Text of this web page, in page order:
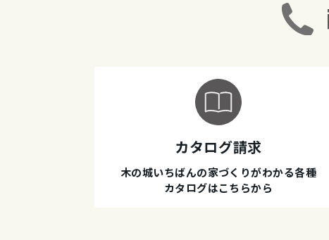
カタログ請求
木の城いちばんの家づくりがわかる各種
カタログはこちらから